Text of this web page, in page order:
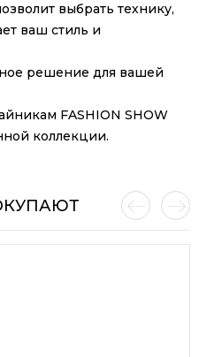
выбрать технику,
ваш стиль и
решение для вашей
FASHION SHOW
коллекции.